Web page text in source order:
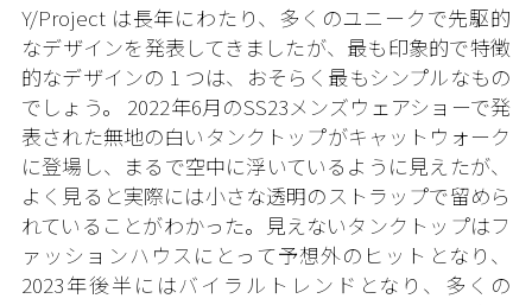
Y/Project は長年にわたり、多くのユニークで先駆的
なデザインを発表してきましたが、最も印象的で特徴
的なデザインの 1 つは、おそらく最もシンプルなもの
でしょう。 2022年6月のSS23メンズウェアショーで発
表された無地の白いタンクトップがキャットウォーク
に登場し、まるで空中に浮いているように見えたが、
よく見ると実際には小さな透明のストラップで留めら
れていることがわかった。見えないタンクトップはフ
ァッションハウスにとって予想外のヒットとなり、
2023年後半にはバイラルトレンドとなり、多くの